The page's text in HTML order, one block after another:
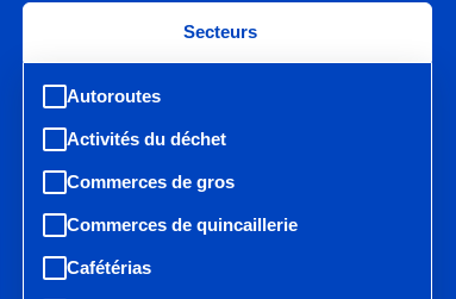
Secteurs
Autoroutes
Activités du déchet
Commerces de gros
Commerces de quincaillerie
Cafétérias